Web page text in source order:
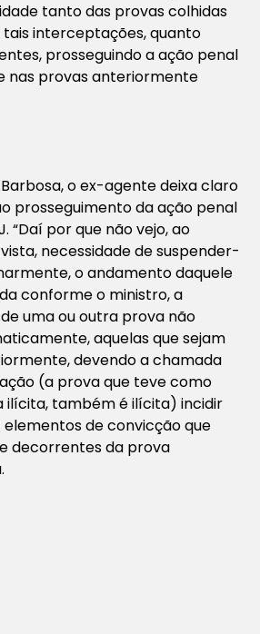
tanto das provas colhidas
interceptações, quanto
prosseguindo a ação penal
nas provas anteriormente
o ex-agente deixa claro
prosseguimento da ação penal
“Daí por que não vejo, ao
necessidade de suspender-
o andamento daquele
conforme o ministro, a
uma ou outra prova não
aquelas que sejam
devendo a chamada
(a prova que teve como
ilícita, também é ilícita) incidir
de convicção que
decorrentes da prova